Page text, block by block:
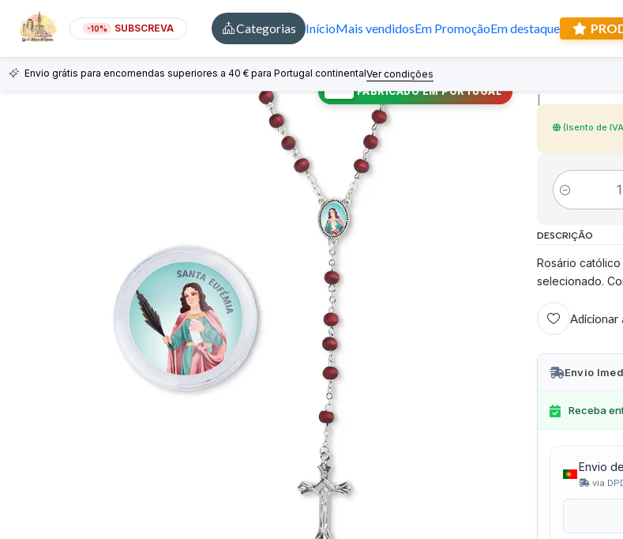
-10% SUBSCREVA Categorias InícioMais vendidosEm PromoçãoEm destaque
Envio grátis para encomendas superiores a 40 € para Portugal continentalVer condições
FABRICADO EM PORTUGAL
(Isento de
Quantidade
DESCRIÇÃO
Rosário
selecionado.
Adicionar
Envio
Receba
Envio
via